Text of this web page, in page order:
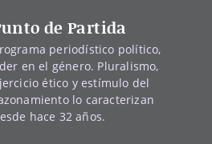
de Partida
periodístico político,
en el género. Pluralismo,
ético y estímulo del
lo caracterizan
hace 32 años.